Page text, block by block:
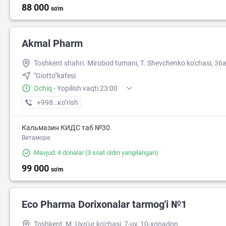
88 000 so'm
Akmal Pharm
Toshkent shahri. Mirobod tumani, T. Shevchenko ko'chasi,
"Giotto"kafesi
Ochiq · Yopilish vaqti 23:00
+998 (99) XXX-XX-XX
кo’rish
Кальмазин КИДС таб №30
Витаморе
Mavjud: 4 donalar(3 soat oldin yangilangan)
99 000 so'm
Eco Pharma Dorixonalar tarmog'i №1
Toshkent, M. Uyg'ur ko'chasi, 7-uy, 10-xonadon